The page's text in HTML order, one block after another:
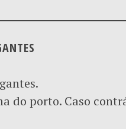
do porto. Caso